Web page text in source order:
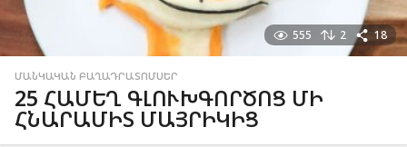
555 2 18
ՄԱՆԿԱԿԱՆ ԲԱՂԱԴՐԱՏՈՄՍԵՐ
25 ՀԱՄԵՂ ԳԼՈՒԽԳՈՐԾՈՑ ՄԻ
ՀՆԱՐԱՄԻՏ ՄԱՅՐԻԿԻՑ